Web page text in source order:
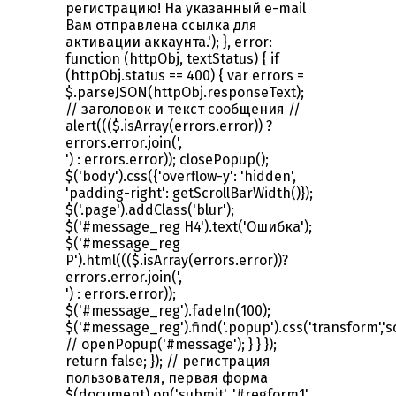
регистрацию! На указанный e-mail
Вам отправлена ссылка для
активации аккаунта.'); }, error:
function (httpObj, textStatus) { if
(httpObj.status == 400) { var errors =
$.parseJSON(httpObj.responseText);
// заголовок и текст сообщения //
alert((($.isArray(errors.error)) ?
errors.error.join(',
') : errors.error)); closePopup();
$('body').css({'overflow-y': 'hidden',
'padding-right': getScrollBarWidth()});
$('.page').addClass('blur');
$('#message_reg H4').text('Ошибка');
$('#message_reg
P').html((($.isArray(errors.error))?
errors.error.join(',
') : errors.error));
$('#message_reg').fadeIn(100);
// openPopup('#message'); } } });
return false; }); // регистрация
пользователя, первая форма